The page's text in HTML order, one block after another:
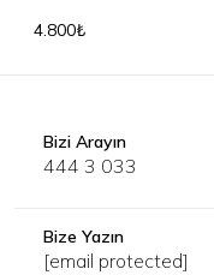
4.800₺
Bizi Arayın
444 3 033
Bize Yazın
[email protected]